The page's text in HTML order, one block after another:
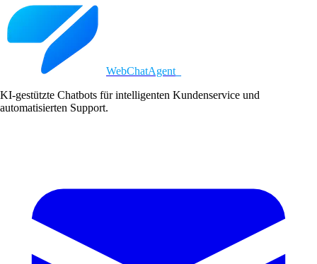
WebChatAgent
KI-gestützte Chatbots für intelligenten Kundenservice und
automatisierten Support.